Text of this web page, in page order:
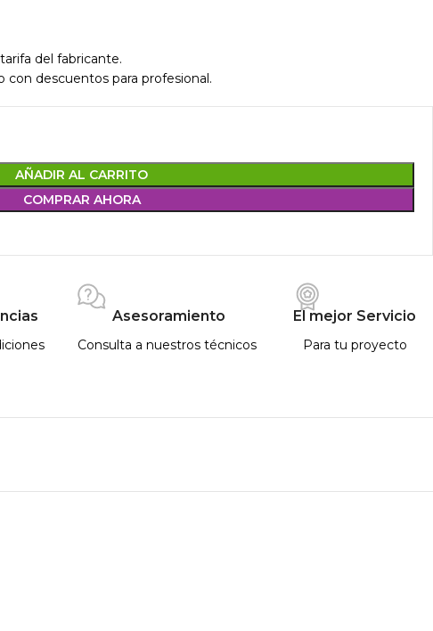
del fabricante.
con descuentos para profesional.
AÑADIR AL CARRITO
COMPRAR AHORA
Asesoramiento
Consulta a nuestros técnicos
El mejor Servicio
Para tu proyecto